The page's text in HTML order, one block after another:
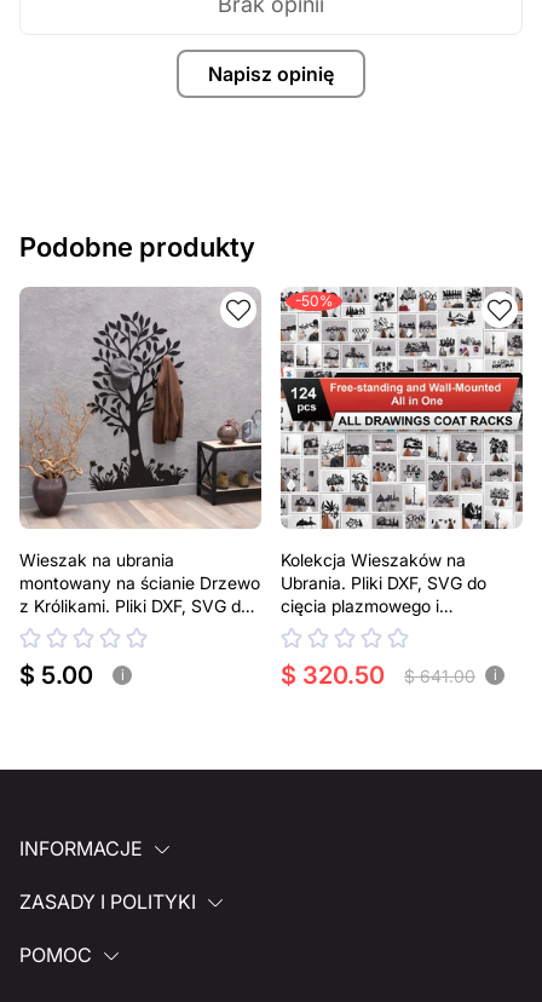
Napisz opinię
Podobne produkty
Wieszak na ubrania
montowany na ścianie Drzewo
z Królikami. Pliki DXF, SVG do
cięcia plazmowego i
laserowego
$ 5.00 i
-50%
Kolekcja Wieszaków na
Ubrania. Pliki DXF, SVG do
cięcia plazmowego i
laserowego
$ 320.50 $ 641.00 i
INFORMACJE
ZASADY I POLITYKI
POMOC